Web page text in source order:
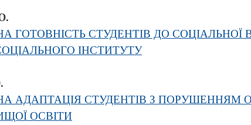
ГОТОВНІСТЬ СТУДЕНТІВ ДО СОЦІАЛЬНОЇ
ІНСТИТУТУ
АДАПТАЦІЯ СТУДЕНТІВ З
ОСВІТИ